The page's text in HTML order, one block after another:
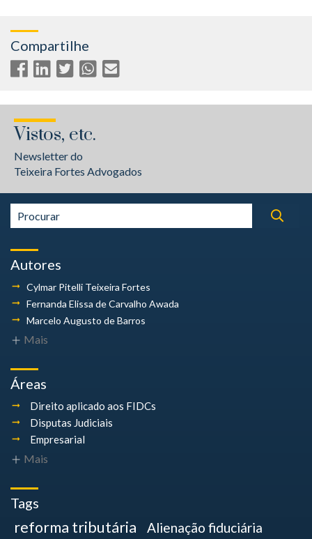
Compartilhe
Vistos, etc.
Newsletter do
Teixeira Fortes Advogados
Autores
Cylmar Pitelli Teixeira Fortes
Fernanda Elissa de Carvalho Awada
Marcelo Augusto de Barros
Mais
Áreas
Direito aplicado aos FIDCs
Disputas Judiciais
Empresarial
Mais
Tags
reforma tributária
Alienação fiduciária